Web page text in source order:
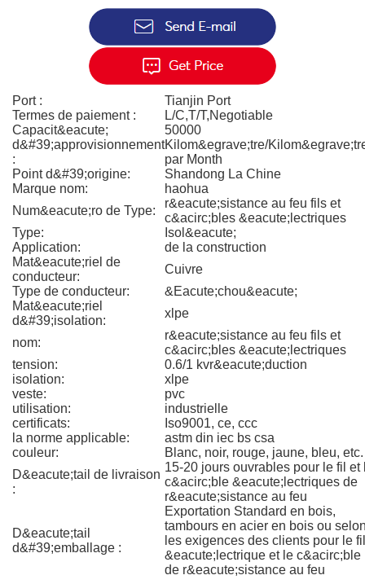
Port :
Tianjin Port
Termes de paiement :
L/C,T/T,Negotiable
Capacit&eacute;
d&#39;approvisionnement
:
50000
Kilom&egrave;tre/
par Month
Point d&#39;origine:
Shandong La Chine
Marque nom:
haohua
Num&eacute;ro de Type:
r&eacute;sistance au feu fils et
c&acirc;bles &eacute;lectriques
Type:
Isol&eacute;
Application:
de la construction
Mat&eacute;riel de
conducteur:
Cuivre
Type de conducteur:
&Eacute;chou&eacute;
Mat&eacute;riel
d&#39;isolation:
xlpe
nom:
r&eacute;sistance au feu fils et
c&acirc;bles &eacute;lectriques
tension:
0.6/1 kvr&eacute;duction
isolation:
xlpe
veste:
pvc
utilisation:
industrielle
certificats:
Iso9001, ce, ccc
la norme applicable:
astm din iec bs csa
couleur:
Blanc, noir, rouge, jaune, bleu, etc.
D&eacute;tail de livraison
:
15-20 jours ouvrables pour le fil et
c&acirc;ble &eacute;lectriques de
r&eacute;sistance au feu
D&eacute;tail
d&#39;emballage :
Exportation Standard en bois,
tambours en acier en bois ou
les exigences des clients pour le fil
&eacute;lectrique et le c&acirc;ble
de r&eacute;sistance au feu